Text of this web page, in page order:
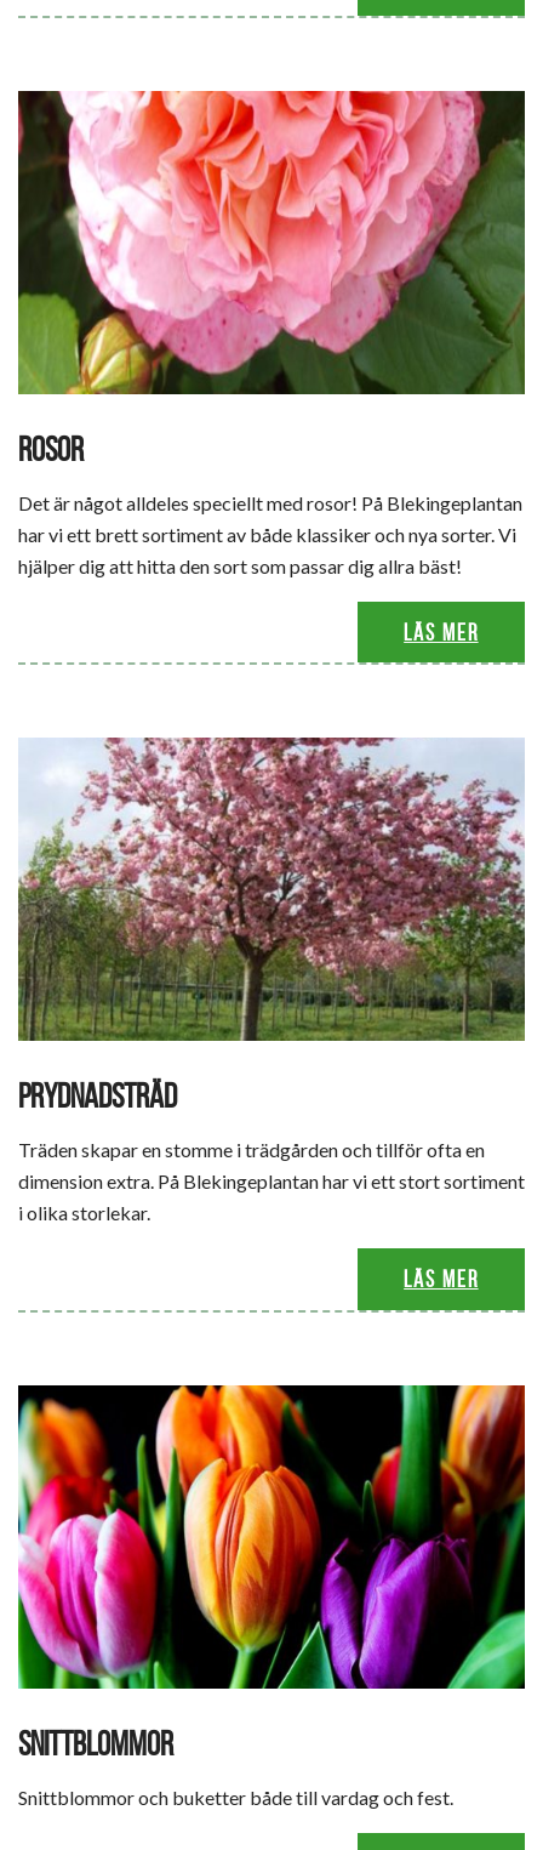
ROSOR
Det är något alldeles speciellt med rosor! På Blekingeplantan
har vi ett brett sortiment av både klassiker och nya sorter. Vi
hjälper dig att hitta den sort som passar dig allra bäst!
Läs mer
PRYDNADSTRÄD
Träden skapar en stomme i trädgården och tillför ofta en
dimension extra. På Blekingeplantan har vi ett stort sortiment
i olika storlekar.
Läs mer
SNITTBLOMMOR
Snittblommor och buketter både till vardag och fest.